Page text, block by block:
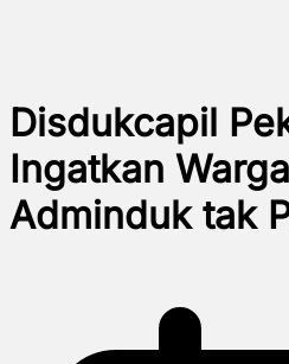
Disdukcapil
Ingatkan
Adminduk tak